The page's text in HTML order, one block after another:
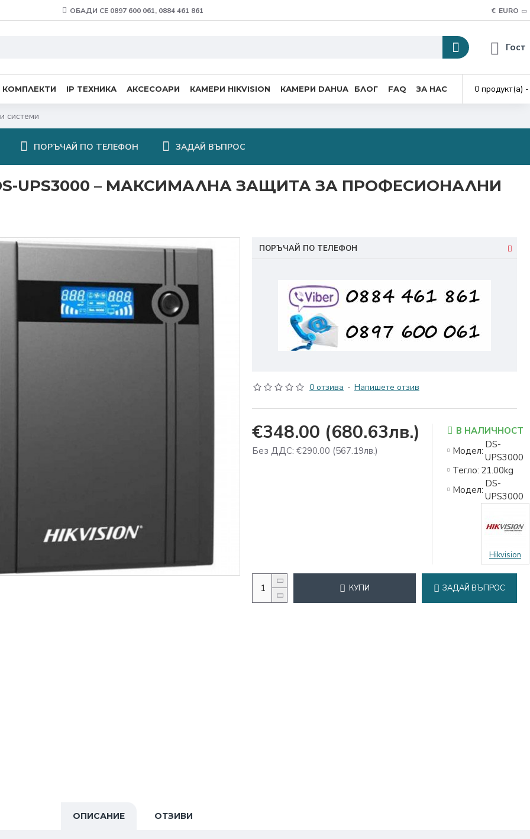
ОБАДИ СЕ 0897 600 061, 0884 461 861 € EURO
Гост
КОМПЛЕКТИ IP ТЕХНИКА АКСЕСОАРИ КАМЕРИ HIKVISION КАМЕРИ DAHUA БЛОГ FAQ ЗА НАС 0 продукт(а)
системи
ПОРЪЧАЙ ПО ТЕЛЕФОН ЗАДАЙ ВЪПРОС
DS-UPS3000 – МАКСИМАЛНА ЗАЩИТА ЗА ПРОФЕСИОНАЛНИ
ПОРЪЧАЙ ПО ТЕЛЕФОН
0 отзива - Напишете отзив
€348.00 (680.63лв.)
Без ДДС: €290.00 (567.19лв.)
В НАЛИЧНОСТ
Модел:
DS-
UPS3000
Тегло: 21.00kg
Модел:
DS-
UPS3000
Hikvision
КУПИ ЗАДАЙ ВЪПРОС
ОПИСАНИЕ ОТЗИВИ